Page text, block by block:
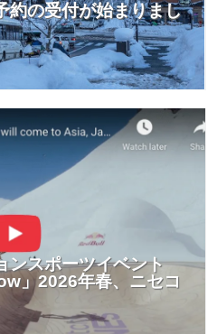
約の受付が始まりまし
ンスポーツイベント
」2026年春、ニセコ